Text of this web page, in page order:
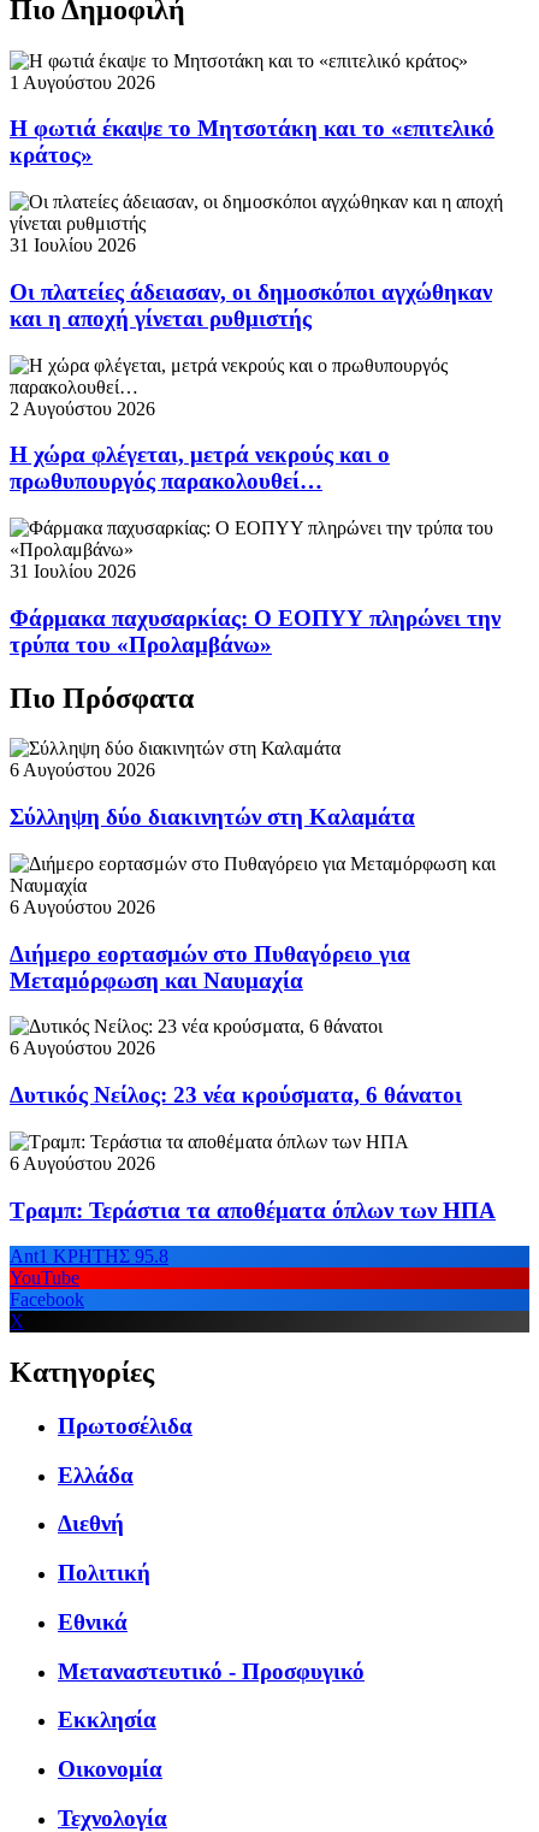
Πιο Δημοφιλή
1 Αυγούστου 2026
Η φωτιά έκαψε το Μητσοτάκη και το «επιτελικό
κράτος»
31 Ιουλίου 2026
Οι πλατείες άδειασαν, οι δημοσκόποι αγχώθηκαν
και η αποχή γίνεται ρυθμιστής
2 Αυγούστου 2026
Η χώρα φλέγεται, μετρά νεκρούς και ο
πρωθυπουργός παρακολουθεί…
31 Ιουλίου 2026
Φάρμακα παχυσαρκίας: Ο ΕΟΠΥΥ πληρώνει την
τρύπα του «Προλαμβάνω»
Πιο Πρόσφατα
6 Αυγούστου 2026
Σύλληψη δύο διακινητών στη Καλαμάτα
6 Αυγούστου 2026
Διήμερο εορτασμών στο Πυθαγόρειο για
Μεταμόρφωση και Ναυμαχία
6 Αυγούστου 2026
Δυτικός Νείλος: 23 νέα κρούσματα, 6 θάνατοι
6 Αυγούστου 2026
Τραμπ: Τεράστια τα αποθέματα όπλων των ΗΠΑ
Ant1 ΚΡΗΤΗΣ 95.8
YouTube
Facebook
X
Κατηγορίες
Πρωτοσέλιδα
Ελλάδα
Διεθνή
Πολιτική
Εθνικά
Μεταναστευτικό - Προσφυγικό
Εκκλησία
Οικονομία
Τεχνολογία